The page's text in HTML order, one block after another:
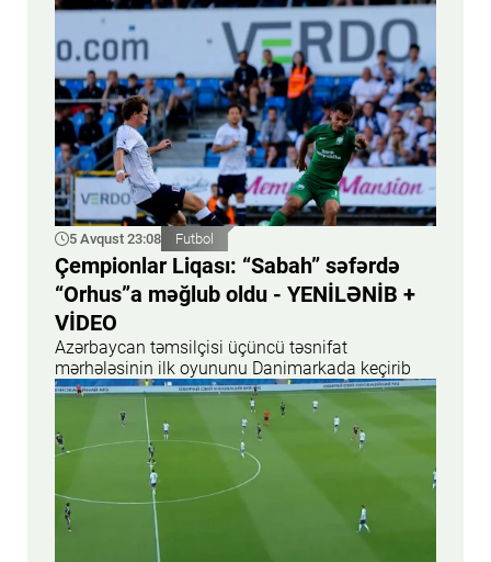
5 Avqust 23:08 Futbol
Çempionlar Liqası: “Sabah” səfərdə
“Orhus”a məğlub oldu - YENİLƏNİB +
VİDEO
Azərbaycan təmsilçisi üçüncü təsnifat
mərhələsinin ilk oyununu Danimarkada keçirib